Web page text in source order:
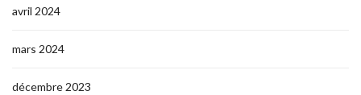
avril 2024
mars 2024
décembre 2023